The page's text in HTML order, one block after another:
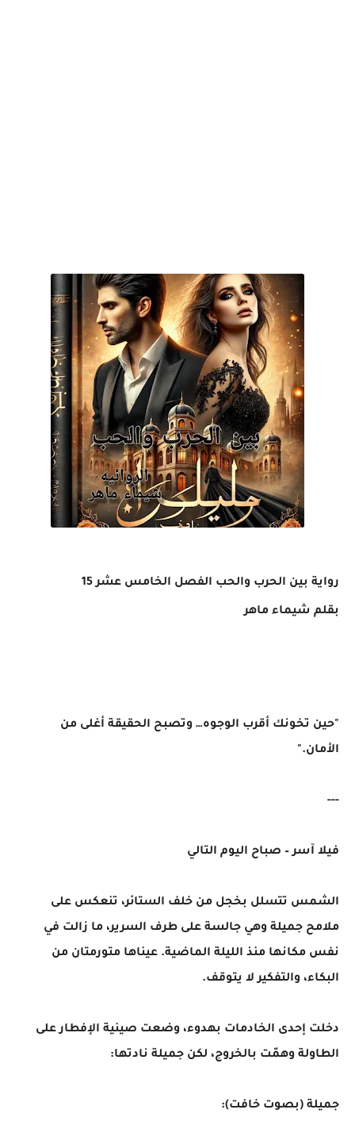
رواية بين الحرب والحب الفصل الخامس عشر 15
بقلم شيماء ماهر
"حين تخونك أقرب الوجوه… وتصبح الحقيقة أغلى من
الأمان."
---
فيلا آسر – صباح اليوم التالي
الشمس تتسلل بخجل من خلف الستائر، تنعكس على
ملامح جميلة وهي جالسة على طرف السرير، ما زالت في
نفس مكانها منذ الليلة الماضية. عيناها متورمتان من
البكاء، والتفكير لا يتوقف.
دخلت إحدى الخادمات بهدوء، وضعت صينية الإفطار على
الطاولة وهمّت بالخروج، لكن جميلة نادتها:
جميلة (بصوت خافت):